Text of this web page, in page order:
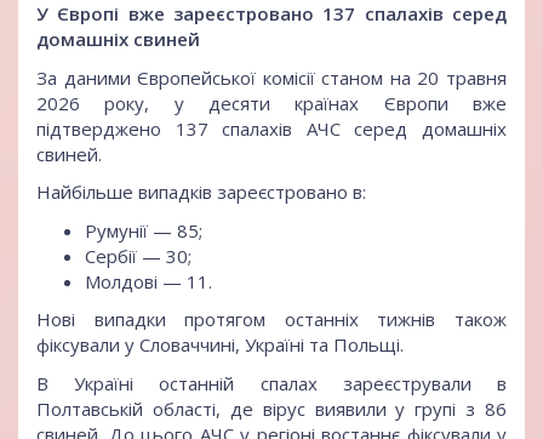
У Європі вже зареєстровано 137 спалахів серед
домашніх свиней
За даними Європейської комісії станом на 20 травня
2026 року, у десяти країнах Європи вже
підтверджено 137 спалахів АЧС серед домашніх
свиней.
Найбільше випадків зареєстровано в:
Румунії — 85;
Сербії — 30;
Молдові — 11.
Нові випадки протягом останніх тижнів також
фіксували у Словаччині, Україні та Польщі.
В Україні останній спалах зареєстрували в
Полтавській області, де вірус виявили у групі з 86
свиней. До цього АЧС у регіоні востаннє фіксували у